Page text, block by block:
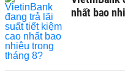
nhất bao